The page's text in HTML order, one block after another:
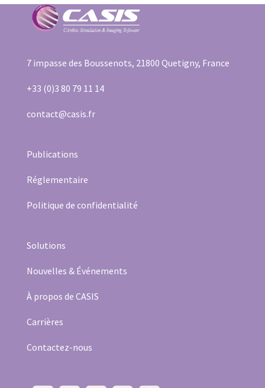
7 impasse des Boussenots, 21800 Quetigny, France
+33 (0)3 80 79 11 14
contact@casis.fr
Publications
Réglementaire
Politique de confidentialité
Solutions
Nouvelles & Événements
À propos de CASIS
Carrières
Contactez-nous